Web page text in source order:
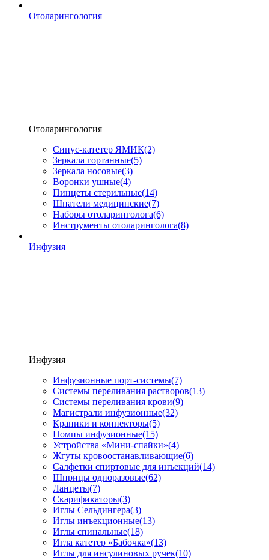
Отоларингология
Отоларингология
Синус-катетер ЯМИК(2)
Зеркала гортанные(5)
Зеркала носовые(3)
Воронки ушные(4)
Пинцеты стерильные(14)
Шпатели медицинские(7)
Наборы отоларинголога(6)
Инструменты отоларинголога(8)
Инфузия
Инфузия
Инфузионные порт-системы(7)
Системы переливания растворов(13)
Системы переливания крови(9)
Магистрали инфузионные(32)
Краники и коннекторы(5)
Помпы инфузионные(15)
Устройства «Мини-спайки»(4)
Жгуты кровоостанавливающие(6)
Салфетки спиртовые для инъекций(14)
Шприцы одноразовые(62)
Ланцеты(7)
Скарификаторы(3)
Иглы Сельдингера(3)
Иглы инъекционные(13)
Иглы спинальные(18)
Игла катетер «Бабочка»(13)
Иглы для инсулиновых ручек(10)